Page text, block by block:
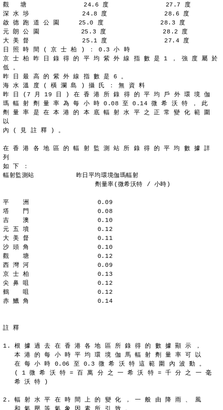
觀   塘               24.6 度               27.7 度
深 水 埗              24.8 度               28.6 度
啟 德 跑 道 公 園     25.0 度               28.3 度
元 朗 公 園           25.3 度               28.2 度
大 美 督              25.1 度               27.4 度
日 照 時 間 ( 京 士 柏 ) ： 0.3 小 時
京 士 柏 昨 日 錄 得 的 平 均 紫 外 線 指 數 是 1 ， 強 度 屬 於
低 。
昨 日 最 高 的 紫 外 線 指 數 是 6 。
海 水 溫 度 ( 橫 瀾 島 ) 攝 氏 ： 無 資 料
昨 日 (7 月 19 日 ) 在 香 港 所 錄 得 的 平 均 戶 外 環 境 伽
瑪 輻 射 劑 量 率 為 每 小 時 0.08 至 0.14 微 希 沃 特 ， 此
劑 量 率 是 在 本 港 的 本 底 輻 射 水 平 之 正 常 變 化 範 圍
以
內 ( 見 註 釋 ) 。
在 香 港 各 地 區 的 輻 射 監 測 站 所 錄 得 的 平 均 數 據 詳
列
如 下 ：
輻射監測站           昨日平均環境伽瑪輻射
	                 劑量率(微希沃特 / 小時)
平  　洲                  0.09
塔  　門                  0.08
吉　  澳                  0.10
元 五 墳                  0.12
大 美 督                  0.11
沙 頭 角                  0.10
觀  　塘                  0.12
西 灣 河                  0.09
京 士 柏                  0.13
尖 鼻 咀                  0.12
鶴  　咀                  0.12
赤 鱲 角                  0.14
註 釋
1. 根 據 過 去 在 香 港 各 地 區 所 錄 得 的 數 據 顯 示 ，
本 港 的 每 小 時 平 均 環 境 伽 馬 輻 射 劑 量 率 可 以
在 每 小 時 0.06 至 0.3 微 希 沃 特 這 範 圍 內 波 動 。
( 1 微 希 沃 特 = 百 萬 分 之 一 希 沃 特 = 千 分 之 一 毫
希 沃 特 )
2. 輻 射 水 平 在 時 間 上 的 變 化 ， 一 般 由 降 雨 、 風